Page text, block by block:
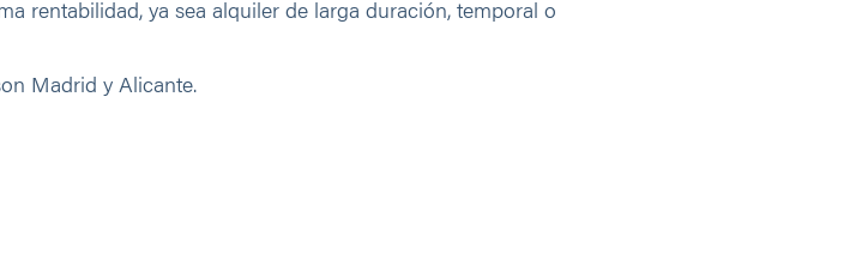
rentabilidad, ya sea alquiler de larga duración, temporal o
Madrid y Alicante.